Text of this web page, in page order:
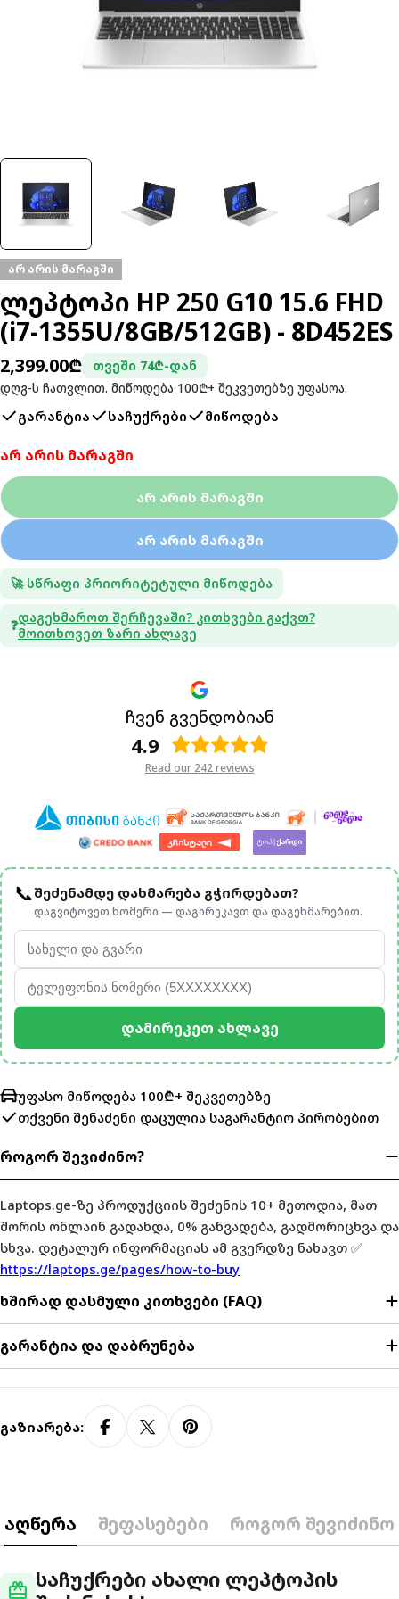
არ არის მარაგში
ლეპტოპი HP 250 G10 15.6 FHD
(i7-1355U/8GB/512GB) - 8D452ES
ჩვეულებრივი
ფასი
2,399.00₾ თვეში 74₾-დან
დღგ-ს ჩათვლით. მიწოდება 100₾+ შეკვეთებზე უფასოა.
გარანტია საჩუქრები მიწოდება
არ არის მარაგში
Არ Არის Მარაგში
Არ Არის Მარაგში
🚀 სწრაფი პრიორიტეტული მიწოდება
❓Დაგეხმაროთ Შერჩევაში? Კითხვები Გაქვთ?
Მოითხოვეთ Ზარი Ახლავე
ჩვენ გვენდობიან
4.9
Read our 242 reviews
📞შეძენამდე დახმარება გჭირდებათ?
დაგვიტოვეთ ნომერი — დაგირეკავთ და დაგეხმარებით.
Დამირეკეთ Ახლავე
უფასო მიწოდება 100₾+ შეკვეთებზე
თქვენი შენაძენი დაცულია საგარანტიო პირობებით
როგორ შევიძინო?
Laptops.ge-ზე პროდუქციის შეძენის 10+ მეთოდია, მათ
შორის ონლაინ გადახდა, 0% განვადება, გადმორიცხვა და
სხვა. დეტალურ ინფორმაციას ამ გვერდზე ნახავთ ✅
https://laptops.ge/pages/how-to-buy
ხშირად დასმული კითხვები (FAQ)
გარანტია და დაბრუნება
Გაზიარება:
აღწერა შეფასებები როგორ შევიძინო
redeem საჩუქრები ახალი ლეპტოპის